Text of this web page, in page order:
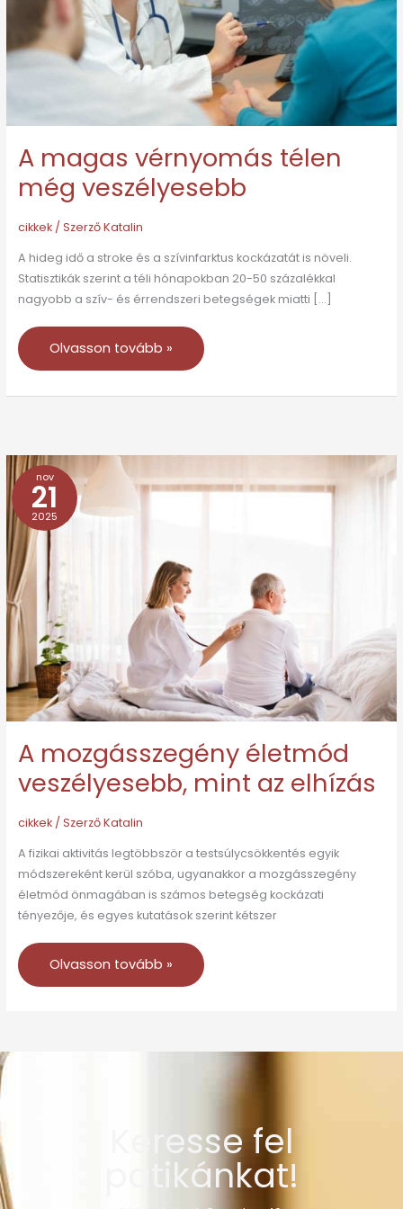
A magas vérnyomás télen
még veszélyesebb
cikkek/ SzerzőKatalin
A hideg idő a stroke és a szívinfarktus kockázatát is növeli.
Statisztikák szerint a téli hónapokban 20-50 százalékkal
nagyobb a szív- és érrendszeri betegségek miatti […]
veszélyesebb
Olvasson tovább »
nov
21
2025
A mozgásszegény életmód
veszélyesebb, mint az elhízás
cikkek/ SzerzőKatalin
A fizikai aktivitás legtöbbször a testsúlycsökkentés egyik
módszereként kerül szóba, ugyanakkor a mozgásszegény
életmód önmagában is számos betegség kockázati
tényezője, és egyes kutatások szerint kétszer
A
mozgásszegény
életmód
veszélyesebb,
mint
az
elhízás
Olvasson tovább »
Keresse fel
patikánkat!